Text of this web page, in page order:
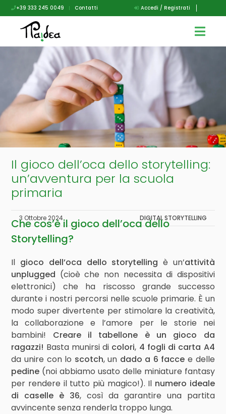
+39 333 245 0049 | Contatti Accedi / Registrati
Il gioco dell’oca dello storytelling:
un’avventura per la scuola
primaria
3 Ottobre 2024 DIGITAL STORYTELLING
Che cos’è il gioco dell’oca dello
Storytelling?
Il gioco dell’oca dello storytelling è un’attività
unplugged (cioè che non necessita di dispositivi
elettronici) che ha riscosso grande successo
durante i nostri percorsi nelle scuole primarie. È un
modo super divertente per stimolare la creatività,
la collaborazione e l’amore per le storie nei
bambini! Creare il tabellone è un gioco da
ragazzi! Basta munirsi di colori, 4 fogli di carta A4
da unire con lo scotch, un dado a 6 facce e delle
pedine (noi abbiamo usato delle miniature fantasy
per rendere il tutto più magico!). Il numero ideale
di caselle è 36, così da garantire una partita
avvincente senza renderla troppo lunga.